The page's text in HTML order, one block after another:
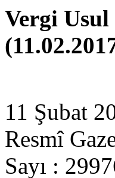
Vergi Usul
11 Şubat
Resmî
Sayı :